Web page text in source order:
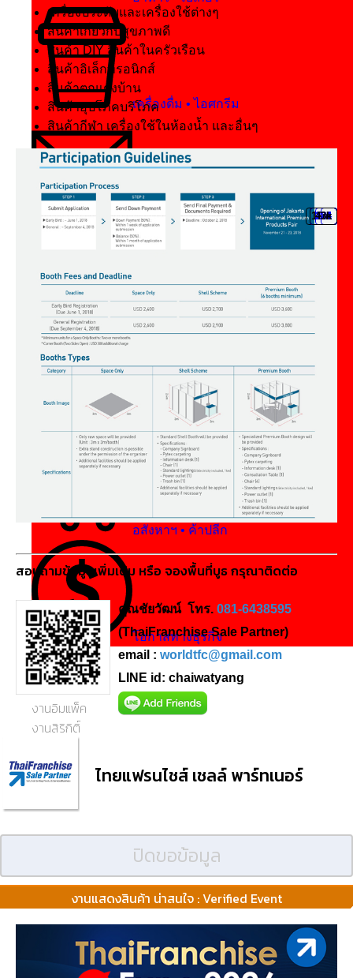
เครื่องประดับและเครื่องใช้ต่างๆ
สินค้าเกี่ยวกับสุขภาพดี
สินค้า DIY สินค้าในครัวเรือน
สินค้าอิเล็กทรอนิกส์
สินค้าตกแต่งบ้าน
สินค้าอุปโภคบริโภค
สินค้ากีฬา เครื่องใช้ในห้องน้ำ และอื่นๆ
สอบถามข้อมูลเพิ่มเติม หรือ จองพื้นที่บูธ กรุณาติดต่อ
คุณชัยวัฒน์ โทร. 081-6438595
(ThaiFranchise Sale Partner)
email : worldtfc@gmail.com
LINE id: chaiwatyang
ไทยแฟรนไชส์ เชลล์ พาร์ทเนอร์
ปิดขอข้อมูล
งานแสดงสินค้า น่าสนใจ : Verified Event
1
24
16m
28k
13k
43k
เครื่องดื่ม • ไอศกรีม
บริการ • งานพิมพ์
การศึกษา
ธุรกิจการแพทย์
อสังหาฯ • ค้าปลีก
โอกาสทางธุรกิจ
งานออกบูธ
หมวด
งานอิมแพ็ค
งานสิริกิติ์